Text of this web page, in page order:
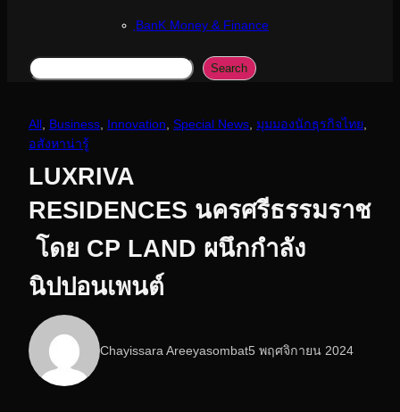
ฺBanK Money & Finance
Search Search
All Business Innovation Special News มุมมองนักธุรกิจไทย
อสังหาน่ารู้
LUXRIVA
RESIDENCES นครศรีธรรมราช
โดย CP LAND ผนึกกำลัง
นิปปอนเพนต์
Chayissara Areeyasombat5 พฤศจิกายน 2024